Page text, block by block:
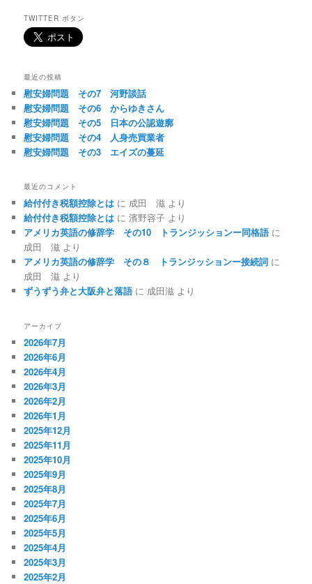
TWITTER ボタン
最近の投稿
慰安婦問題 その7 河野談話
慰安婦問題 その6 からゆきさん
慰安婦問題 その5 日本の公認遊廓
慰安婦問題 その4 人身売買業者
慰安婦問題 その3 エイズの蔓延
最近のコメント
給付付き税額控除とは に 成田 滋 より
給付付き税額控除とは に濱野容子 より
アメリカ英語の修辞学 その10 トランジッションー同格語に
成田 滋 より
アメリカ英語の修辞学 その８ トランジッションー接続詞 に
成田 滋 より
ずうずう弁と大阪弁と落語に 成田滋 より
アーカイブ
2026年7月
2026年6月
2026年4月
2026年3月
2026年2月
2026年1月
2025年12月
2025年11月
2025年10月
2025年9月
2025年8月
2025年7月
2025年6月
2025年5月
2025年4月
2025年3月
2025年2月